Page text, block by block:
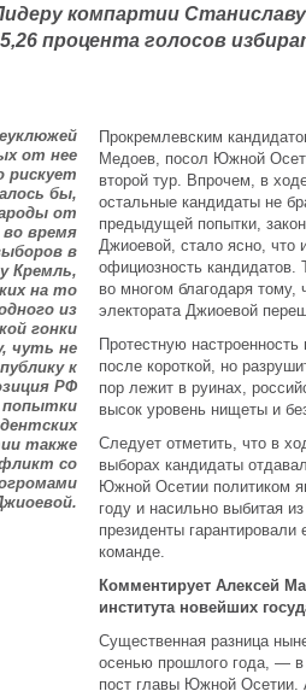
компартии
процента голосов
от нее
рискует
бы,
от
во время
в
Кремль,
на то
из
гонки
чуть не
к
РФ
попытки
также
со
Прокремлевским
Медоев, посол Южной
второй тур. Впрочем, в
остальные кандидаты не
предыдущей попытки,
Джиоевой, стало ясно, что
официозность кандидатов.
во многом благодаря тому,
электората Джиоевой
Протестную настроенность
после короткой, но
пор лежит в руинах,
высок уровень нищеты и
Следует отметить, что в
выборах кандидаты
Южной Осетии политиком
году и насильно выбитая
президенты
команде.
Комментирует Алексей
института новейших
Существенная разница
осенью прошлого года, — в
пост главы Южной Осетии.